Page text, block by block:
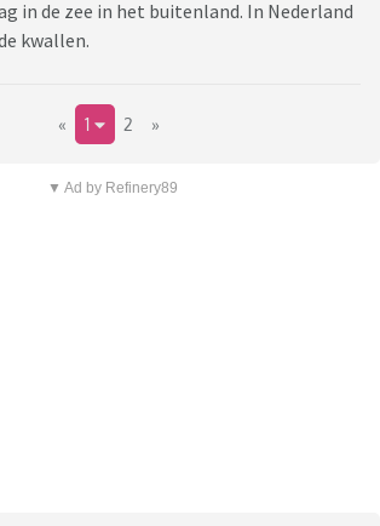
in de zee in het buitenland. In Nederland
kwallen.
« 1 2 »
▼ Ad by Refinery89